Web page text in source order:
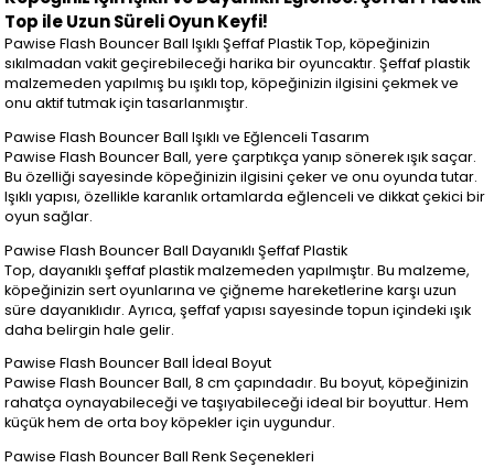
Top ile Uzun Süreli Oyun Keyfi!
Pawise Flash Bouncer Ball Işıklı Şeffaf Plastik Top, köpeğinizin
sıkılmadan vakit geçirebileceği harika bir oyuncaktır. Şeffaf plastik
malzemeden yapılmış bu ışıklı top, köpeğinizin ilgisini çekmek ve
onu aktif tutmak için tasarlanmıştır.
Pawise Flash Bouncer Ball Işıklı ve Eğlenceli Tasarım
Pawise Flash Bouncer Ball, yere çarptıkça yanıp sönerek ışık saçar.
Bu özelliği sayesinde köpeğinizin ilgisini çeker ve onu oyunda tutar.
Işıklı yapısı, özellikle karanlık ortamlarda eğlenceli ve dikkat çekici bir
oyun sağlar.
Pawise Flash Bouncer Ball Dayanıklı Şeffaf Plastik
Top, dayanıklı şeffaf plastik malzemeden yapılmıştır. Bu malzeme,
köpeğinizin sert oyunlarına ve çiğneme hareketlerine karşı uzun
süre dayanıklıdır. Ayrıca, şeffaf yapısı sayesinde topun içindeki ışık
daha belirgin hale gelir.
Pawise Flash Bouncer Ball İdeal Boyut
Pawise Flash Bouncer Ball, 8 cm çapındadır. Bu boyut, köpeğinizin
rahatça oynayabileceği ve taşıyabileceği ideal bir boyuttur. Hem
küçük hem de orta boy köpekler için uygundur.
Pawise Flash Bouncer Ball Renk Seçenekleri